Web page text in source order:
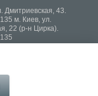
Дмитриевская, 43.
ул.
22 (р-н Цирка).